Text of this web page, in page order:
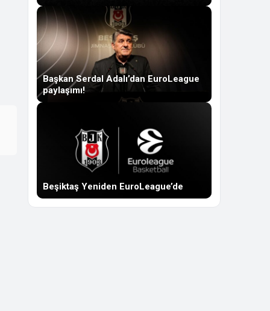
Başkan Serdal Adalı’dan EuroLeague
paylaşımı!
Beşiktaş Yeniden EuroLeague’de